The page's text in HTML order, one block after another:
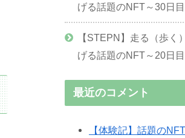
げる話題のNFT～30日
【STEPN】走る（歩く
げる話題のNFT～20日
最近のコメント
【体験記】話題の